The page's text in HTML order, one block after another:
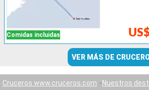
Comidas incluidas
VER MÁS DE
Cruceros www.cruceros.com
Nuestros